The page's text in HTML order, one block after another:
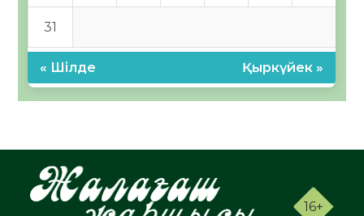
31
« Шілде Қыркүйек »
16+